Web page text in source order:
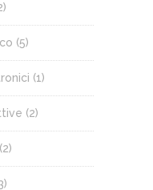
(5)
(1)
(2)
(2)